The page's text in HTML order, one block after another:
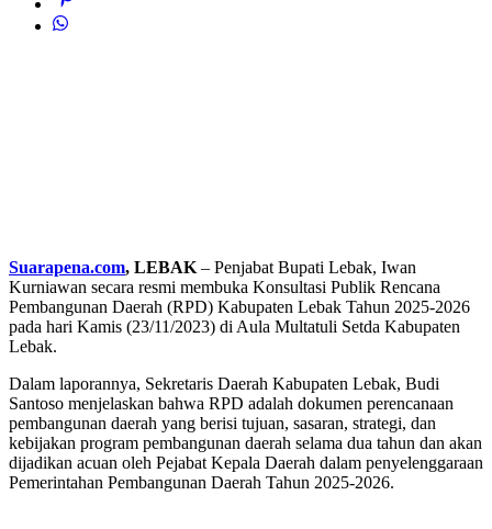
Suarapena.com, LEBAK – Penjabat Bupati Lebak, Iwan
Kurniawan secara resmi membuka Konsultasi Publik Rencana
Pembangunan Daerah (RPD) Kabupaten Lebak Tahun 2025-2026
pada hari Kamis (23/11/2023) di Aula Multatuli Setda Kabupaten
Lebak.
Dalam laporannya, Sekretaris Daerah Kabupaten Lebak, Budi
Santoso menjelaskan bahwa RPD adalah dokumen perencanaan
pembangunan daerah yang berisi tujuan, sasaran, strategi, dan
kebijakan program pembangunan daerah selama dua tahun dan akan
dijadikan acuan oleh Pejabat Kepala Daerah dalam penyelenggaraan
Pemerintahan Pembangunan Daerah Tahun 2025-2026.